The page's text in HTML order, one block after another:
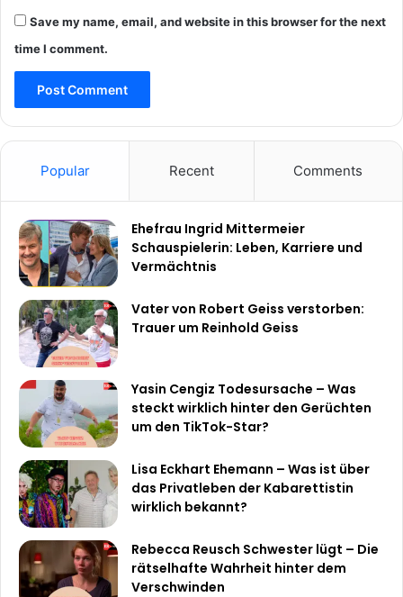
Save my name, email, and website in this browser for the next
time I comment.
Popular Recent Comments
Ehefrau Ingrid Mittermeier
Schauspielerin: Leben, Karriere und
Vermächtnis
Vater von Robert Geiss verstorben:
Trauer um Reinhold Geiss
Yasin Cengiz Todesursache – Was
steckt wirklich hinter den Gerüchten
um den TikTok-Star?
Lisa Eckhart Ehemann – Was ist über
das Privatleben der Kabarettistin
wirklich bekannt?
Rebecca Reusch Schwester lügt – Die
rätselhafte Wahrheit hinter dem
Verschwinden